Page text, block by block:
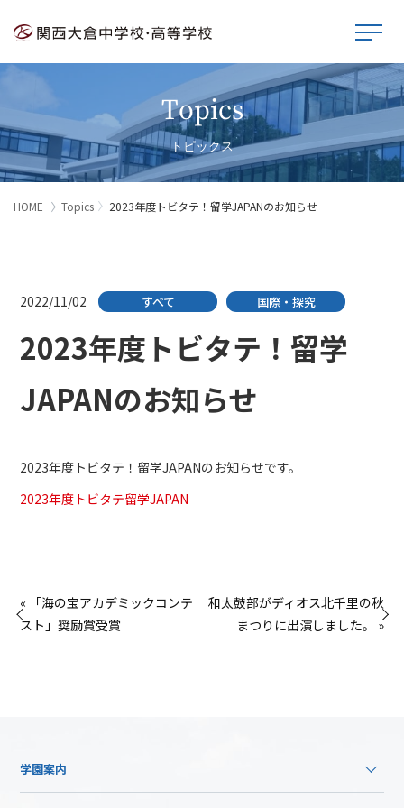
Topics
トピックス
HOME Topics 2023年度トビタテ！留学JAPANのお知らせ
2022/11/02 すべて 国際・探究
2023年度トビタテ！留学
JAPANのお知らせ
2023年度トビタテ！留学JAPANのお知らせです。
2023年度トビタテ留学JAPAN
« 「海の宝アカデミックコンテ
スト」奨励賞受賞
和太鼓部がディオス北千里の秋
まつりに出演しました。 »
学園案内